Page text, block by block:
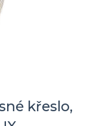
křeslo,